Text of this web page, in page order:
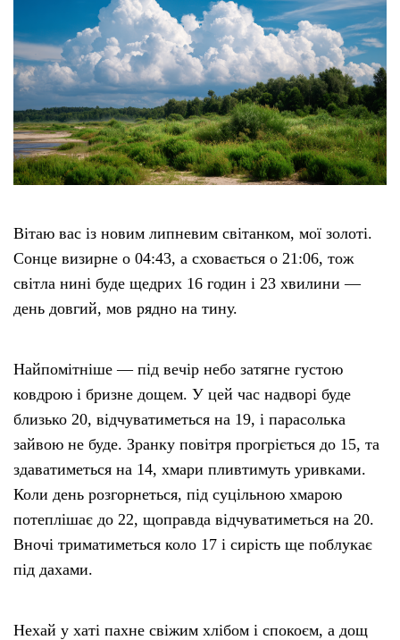
Вітаю вас із новим липневим світанком, мої золоті.
Сонце визирне о 04:43, а сховається о 21:06, тож
світла нині буде щедрих 16 годин і 23 хвилини —
день довгий, мов рядно на тину.
Найпомітніше — під вечір небо затягне густою
ковдрою і бризне дощем. У цей час надворі буде
близько 20, відчуватиметься на 19, і парасолька
зайвою не буде. Зранку повітря прогріється до 15, та
здаватиметься на 14, хмари пливтимуть уривками.
Коли день розгорнеться, під суцільною хмарою
потеплішає до 22, щоправда відчуватиметься на 20.
Вночі триматиметься коло 17 і сирість ще поблукає
під дахами.
Нехай у хаті пахне свіжим хлібом і спокоєм, а дощ